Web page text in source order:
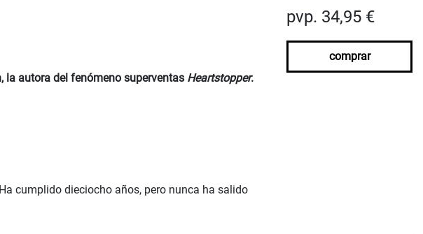
la autora del fenómeno superventas Heartstopper.
cumplido dieciocho años, pero nunca ha salido
pvp. 34,95 €
comprar